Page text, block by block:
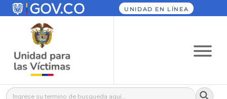
UNIDAD EN LÍNEA
Buscar: Botón